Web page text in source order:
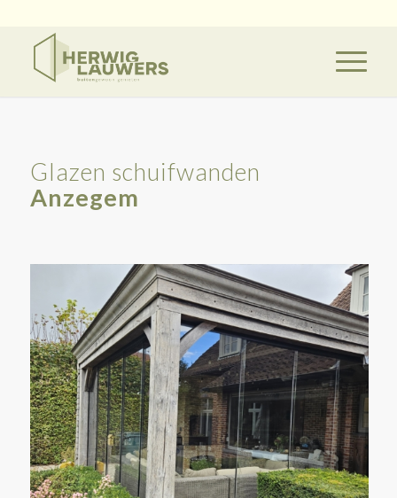
Glazen schuifwanden
Anzegem